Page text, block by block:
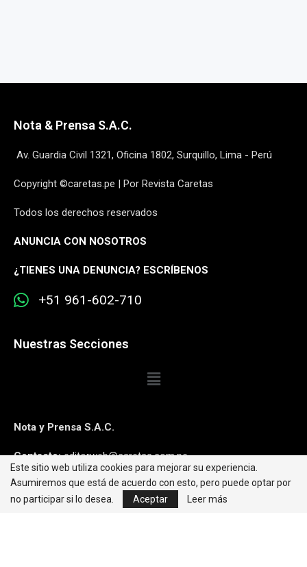
Nota & Prensa S.A.C.
Av. Guardia Civil 1321, Oficina 1802, Surquillo, Lima - Perú
Copyright ©caretas.pe | Por Revista Caretas
Todos los derechos reservados
ANUNCIA CON NOSOTROS
¿TIENES UNA DENUNCIA? ESCRÍBENOS
+51 961-602-710
Nuestras Secciones
Nota y Prensa S.A.C.
Contacto:editorweb@caretas.com.pe
Síguenos:
Este sitio web utiliza cookies para mejorar su experiencia.
Asumiremos que está de acuerdo con esto, pero puede optar por
no participar si lo desea.
Aceptar Leer más